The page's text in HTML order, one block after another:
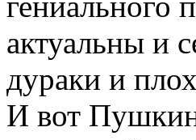
актуальны и
дураки и
И вот Пушкин